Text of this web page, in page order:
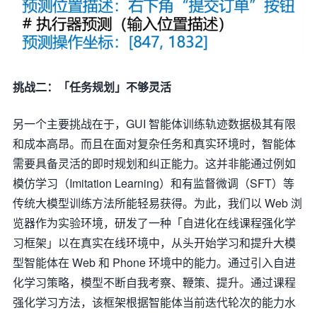
挑战二：「任务规划」不够灵活
另一个主要挑战在于，GUI 智能体训练轨迹数据极其有限
和成本高昂。而且在面对复杂任务和真实环境时，智能体
需要具备灵活的即时规划和纠正能力。这并非能通过例如
模仿学习（Imitation Learning）和有监督微调（SFT）等
传统大模型训练方法所能轻易获得。为此，我们以 Web 浏
览器作为实验环境，研发了一种「自进化在线课程强化学
习框架」以在真实在线环境中，从头开始学习和提升大模
型智能体在 Web 和 Phone 环境中的能力。通过引入自进
化学习策略，模型不断自我考察、鞭策、提升。通过课程
强化学习方法，该框架根据智能体当前迭代轮次的能力水